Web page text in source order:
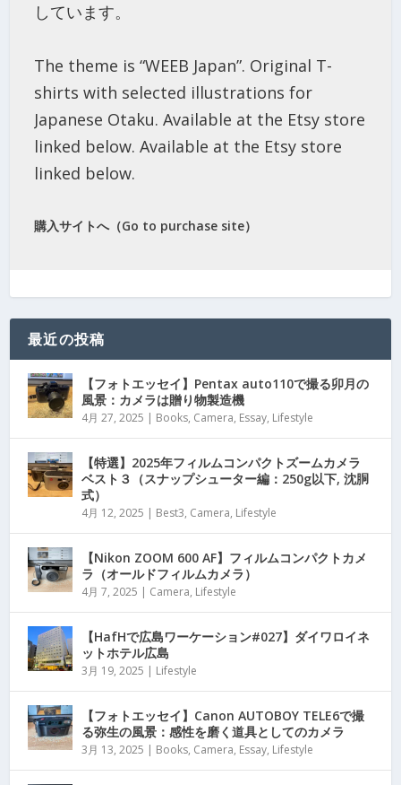
しています。
The theme is “WEEB Japan”. Original T-
shirts with selected illustrations for
Japanese Otaku. Available at the Etsy store
linked below. Available at the Etsy store
linked below.
購入サイトへ（Go to purchase site）
最近の投稿
【フォトエッセイ】Pentax auto110で撮る卯月の
風景：カメラは贈り物製造機
4月 27, 2025 | Books, Camera, Essay, Lifestyle
【特選】2025年フィルムコンパクトズームカメラ
ベスト３（スナップシューター編：250g以下, 沈胴
式）
4月 12, 2025 | Best3, Camera, Lifestyle
【Nikon ZOOM 600 AF】フィルムコンパクトカメ
ラ（オールドフィルムカメラ）
4月 7, 2025 | Camera, Lifestyle
【HafHで広島ワーケーション#027】ダイワロイネ
ットホテル広島
3月 19, 2025 | Lifestyle
【フォトエッセイ】Canon AUTOBOY TELE6で撮
る弥生の風景：感性を磨く道具としてのカメラ
3月 13, 2025 | Books, Camera, Essay, Lifestyle